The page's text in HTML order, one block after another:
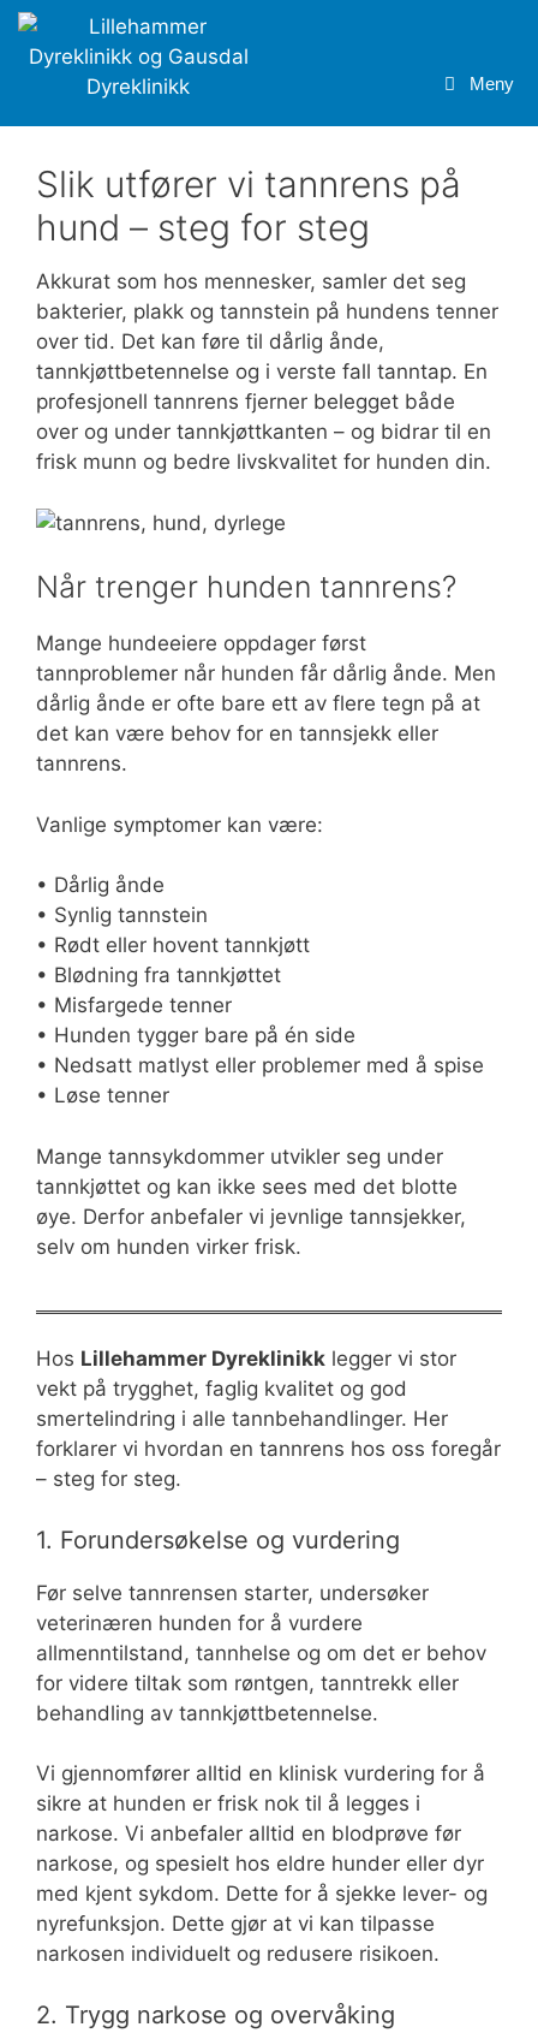
Hopp
innhold
Meny
Slik utfører vi tannrens på
hund – steg for steg
Akkurat som hos mennesker, samler det seg
bakterier, plakk og tannstein på hundens tenner
over tid. Det kan føre til dårlig ånde,
tannkjøttbetennelse og i verste fall tanntap. En
profesjonell tannrens fjerner belegget både
over og under tannkjøttkanten – og bidrar til en
frisk munn og bedre livskvalitet for hunden din.
Når trenger hunden tannrens?
Mange hundeeiere oppdager først
tannproblemer når hunden får dårlig ånde. Men
dårlig ånde er ofte bare ett av flere tegn på at
det kan være behov for en tannsjekk eller
tannrens.
Vanlige symptomer kan være:
• Dårlig ånde
• Synlig tannstein
• Rødt eller hovent tannkjøtt
• Blødning fra tannkjøttet
• Misfargede tenner
• Hunden tygger bare på én side
• Nedsatt matlyst eller problemer med å spise
• Løse tenner
Mange tannsykdommer utvikler seg under
tannkjøttet og kan ikke sees med det blotte
øye. Derfor anbefaler vi jevnlige tannsjekker,
selv om hunden virker frisk.
Hos Lillehammer Dyreklinikk legger vi stor
vekt på trygghet, faglig kvalitet og god
smertelindring i alle tannbehandlinger. Her
forklarer vi hvordan en tannrens hos oss foregår
– steg for steg.
1. Forundersøkelse og vurdering
Før selve tannrensen starter, undersøker
veterinæren hunden for å vurdere
allmenntilstand, tannhelse og om det er behov
for videre tiltak som røntgen, tanntrekk eller
behandling av tannkjøttbetennelse.
Vi gjennomfører alltid en klinisk vurdering for å
sikre at hunden er frisk nok til å legges i
narkose. Vi anbefaler alltid en blodprøve før
narkose, og spesielt hos eldre hunder eller dyr
med kjent sykdom. Dette for å sjekke lever- og
nyrefunksjon. Dette gjør at vi kan tilpasse
narkosen individuelt og redusere risikoen.
2. Trygg narkose og overvåking